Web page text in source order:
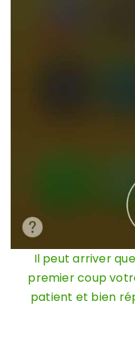
Il peut arriver
premier coup
patient et bien